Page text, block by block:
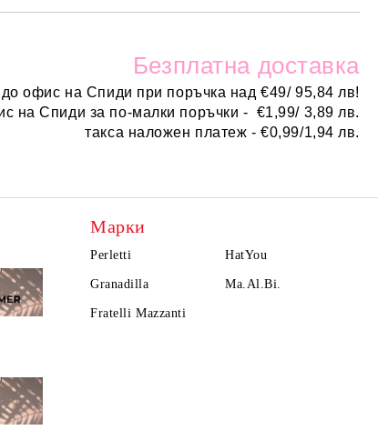
Безплатна доставка
до офис на Спиди при поръчка над€49/ 95,84 лв!
на Спиди за по-малки поръчки - €1,99/ 3,89 лв.
такса наложен платеж -€0,99/1,94 лв.
Марки
Perletti HatYou
Granadilla Ma.Al.Bi.
Fratelli Mazzanti